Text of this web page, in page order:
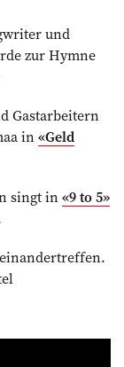
und
zur Hymne
Gastarbeitern
in«Geld
singt in«9 to 5»